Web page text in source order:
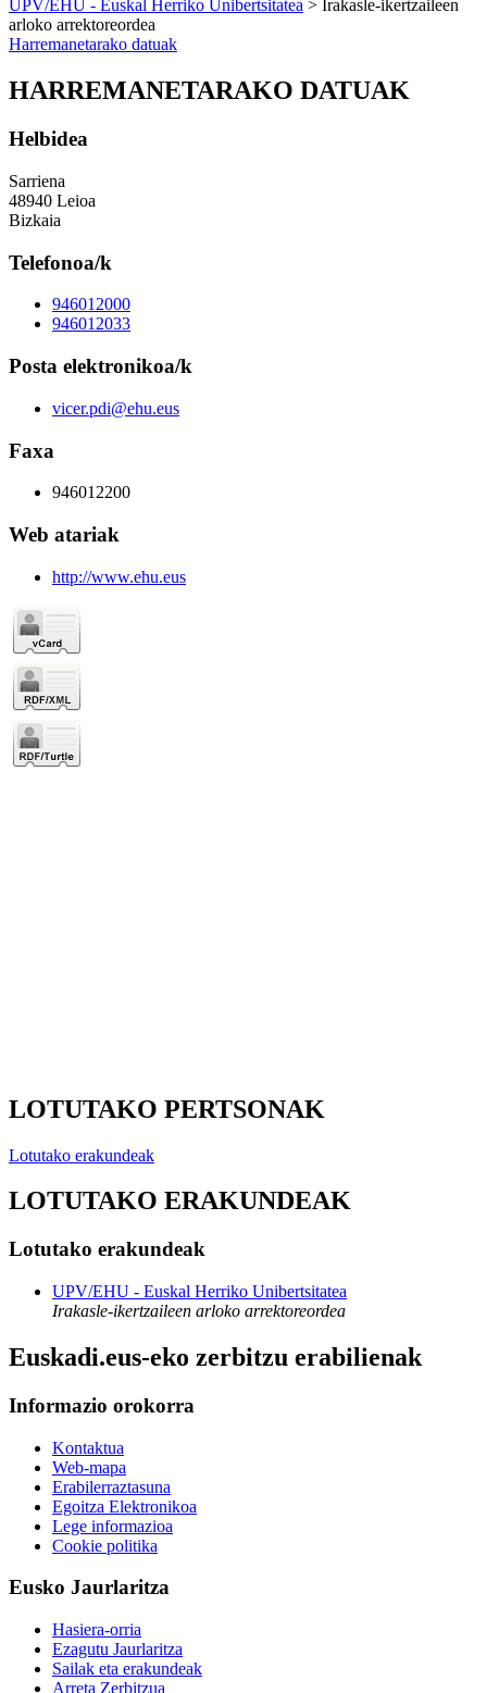
UPV/EHU - Euskal Herriko Unibertsitatea > Irakasle-ikertzaileen
arloko arrektoreordea
Harremanetarako datuak
HARREMANETARAKO DATUAK
Helbidea
Sarriena
48940 Leioa
Bizkaia
Telefonoa/k
946012000
946012033
Posta elektronikoa/k
vicer.pdi@ehu.eus
Faxa
946012200
Web atariak
http://www.ehu.eus
LOTUTAKO PERTSONAK
Lotutako erakundeak
LOTUTAKO ERAKUNDEAK
Lotutako erakundeak
UPV/EHU - Euskal Herriko Unibertsitatea
Irakasle-ikertzaileen arloko arrektoreordea
Euskadi.eus-eko zerbitzu erabilienak
Informazio orokorra
Kontaktua
Web-mapa
Erabilerraztasuna
Egoitza Elektronikoa
Lege informazioa
Cookie politika
Eusko Jaurlaritza
Hasiera-orria
Ezagutu Jaurlaritza
Sailak eta erakundeak
Arreta Zerbitzua